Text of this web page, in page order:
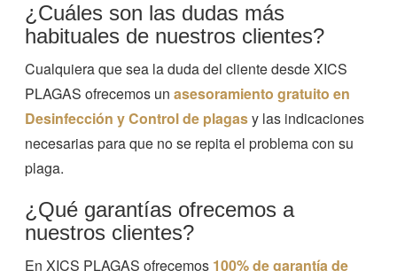
¿Cuáles son las dudas más
habituales de nuestros clientes?
Cualquiera que sea la duda del cliente desde XICS
PLAGAS ofrecemos unasesoramiento gratuito en
Desinfección y Control de plagasy las indicaciones
necesarias para que no se repita el problema con su
plaga.
¿Qué garantías ofrecemos a
nuestros clientes?
En XICS PLAGAS ofrecemos 100% de garantía de